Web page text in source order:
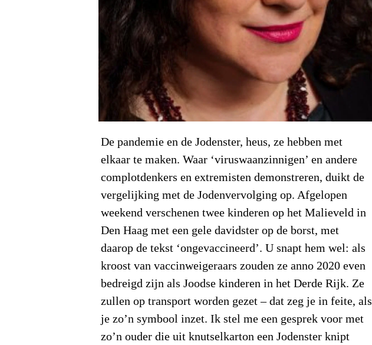
De pandemie en de Jodenster, heus, ze hebben met
elkaar te maken. Waar ‘viruswaanzinnigen’ en andere
complotdenkers en extremisten demonstreren, duikt de
vergelijking met de Jodenvervolging op. Afgelopen
weekend verschenen twee kinderen op het Malieveld in
Den Haag met een gele davidster op de borst, met
daarop de tekst ‘ongevaccineerd’. U snapt hem wel: als
kroost van vaccinweigeraars zouden ze anno 2020 even
bedreigd zijn als Joodse kinderen in het Derde Rijk. Ze
zullen op transport worden gezet – dat zeg je in feite, als
je zo’n symbool inzet. Ik stel me een gesprek voor met
zo’n ouder die uit knutselkarton een Jodenster knipt